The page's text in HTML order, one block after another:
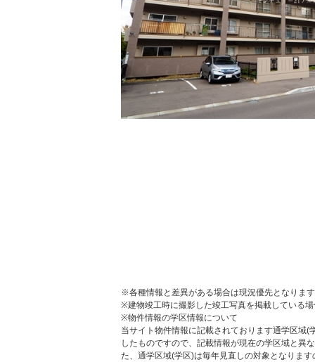
※各種情報と差異がある場合は現況優先となりま
※建物竣工時に撮影した竣工写真を掲載している
※物件情報の学区情報について
当サイト物件情報に記載されております通学区域
したものですので、記載情報が現在の学区域と異
た、通学区域(学区)は毎年見直しの対象となりま